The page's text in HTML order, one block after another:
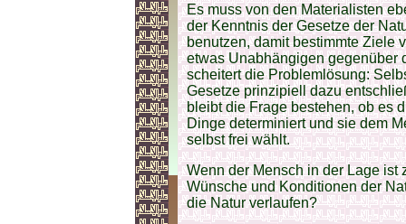
Es muss von den Materialisten
der Kenntnis der Gesetze der
benutzen, damit bestimmte Ziele
etwas Unabhängigen gegenüber
scheitert die Problemlösung:
Gesetze prinzipiell dazu
bleibt die Frage bestehen, ob es
Dinge determiniert und sie dem
selbst frei wählt.
Wenn der Mensch in der Lage
Wünsche und Konditionen der
die Natur verlaufen?